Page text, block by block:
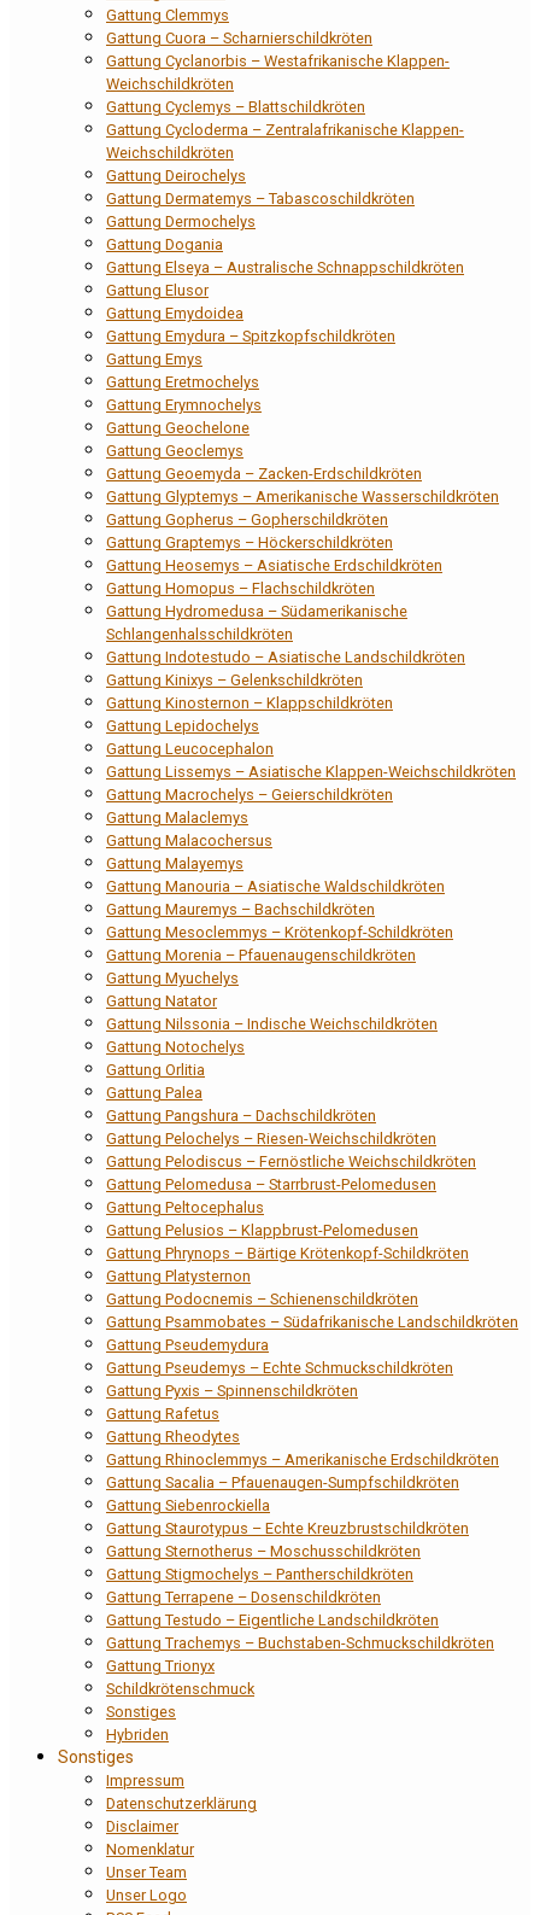
Gattung Clemmys
Gattung Cuora – Scharnierschildkröten
Gattung Cyclanorbis – Westafrikanische Klappen-
Weichschildkröten
Gattung Cyclemys – Blattschildkröten
Gattung Cycloderma – Zentralafrikanische Klappen-
Weichschildkröten
Gattung Deirochelys
Gattung Dermatemys – Tabascoschildkröten
Gattung Dermochelys
Gattung Dogania
Gattung Elseya – Australische Schnappschildkröten
Gattung Elusor
Gattung Emydoidea
Gattung Emydura – Spitzkopfschildkröten
Gattung Emys
Gattung Eretmochelys
Gattung Erymnochelys
Gattung Geochelone
Gattung Geoclemys
Gattung Geoemyda – Zacken-Erdschildkröten
Gattung Glyptemys – Amerikanische Wasserschildkröten
Gattung Gopherus – Gopherschildkröten
Gattung Graptemys – Höckerschildkröten
Gattung Heosemys – Asiatische Erdschildkröten
Gattung Homopus – Flachschildkröten
Gattung Hydromedusa – Südamerikanische
Schlangenhalsschildkröten
Gattung Indotestudo – Asiatische Landschildkröten
Gattung Kinixys – Gelenkschildkröten
Gattung Kinosternon – Klappschildkröten
Gattung Lepidochelys
Gattung Leucocephalon
Gattung Lissemys – Asiatische Klappen-Weichschildkröten
Gattung Macrochelys – Geierschildkröten
Gattung Malaclemys
Gattung Malacochersus
Gattung Malayemys
Gattung Manouria – Asiatische Waldschildkröten
Gattung Mauremys – Bachschildkröten
Gattung Mesoclemmys – Krötenkopf-Schildkröten
Gattung Morenia – Pfauenaugenschildkröten
Gattung Myuchelys
Gattung Natator
Gattung Nilssonia – Indische Weichschildkröten
Gattung Notochelys
Gattung Orlitia
Gattung Palea
Gattung Pangshura – Dachschildkröten
Gattung Pelochelys – Riesen-Weichschildkröten
Gattung Pelodiscus – Fernöstliche Weichschildkröten
Gattung Pelomedusa – Starrbrust-Pelomedusen
Gattung Peltocephalus
Gattung Pelusios – Klappbrust-Pelomedusen
Gattung Phrynops – Bärtige Krötenkopf-Schildkröten
Gattung Platysternon
Gattung Podocnemis – Schienenschildkröten
Gattung Psammobates – Südafrikanische Landschildkröten
Gattung Pseudemydura
Gattung Pseudemys – Echte Schmuckschildkröten
Gattung Pyxis – Spinnenschildkröten
Gattung Rafetus
Gattung Rheodytes
Gattung Rhinoclemmys – Amerikanische Erdschildkröten
Gattung Sacalia – Pfauenaugen-Sumpfschildkröten
Gattung Siebenrockiella
Gattung Staurotypus – Echte Kreuzbrustschildkröten
Gattung Sternotherus – Moschusschildkröten
Gattung Stigmochelys – Pantherschildkröten
Gattung Terrapene – Dosenschildkröten
Gattung Testudo – Eigentliche Landschildkröten
Gattung Trachemys – Buchstaben-Schmuckschildkröten
Gattung Trionyx
Schildkrötenschmuck
Sonstiges
Hybriden
Sonstiges
Impressum
Datenschutzerklärung
Disclaimer
Nomenklatur
Unser Team
Unser Logo